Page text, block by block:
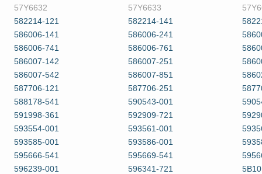
57Y6632
57Y6633
582214-121
582214-141
586006-141
586006-241
586006-741
586006-761
586007-142
586007-251
586007-542
586007-851
587706-121
587706-251
588178-541
590543-001
591998-361
592909-721
593554-001
593561-001
593585-001
593586-001
595666-541
595669-541
596239-001
596341-721